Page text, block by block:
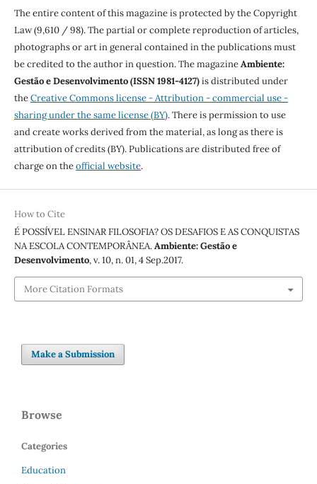
The entire content of this magazine is protected by the Copyright
Law (9,610 / 98). The partial or complete reproduction of articles,
photographs or art in general contained in the publications must
be credited to the author in question. The magazineAmbiente:
Gestão e Desenvolvimento (ISSN 1981-4127)is distributed under
theCreative Commons license - Attribution - commercial use -
sharing under the same license (BY). There is permission to use
and create works derived from the material, as long as there is
attribution of credits (BY). Publications are distributed free of
charge on theofficial website.
How to Cite
É POSSÍVEL ENSINAR FILOSOFIA? OS DESAFIOS E AS CONQUISTAS
NA ESCOLA CONTEMPORÂNEA.Ambiente: Gestão e
Desenvolvimento, v. 10, n. 01, 4 Sep.2017.
More Citation Formats
Make a Submission
Browse
Categories
Education